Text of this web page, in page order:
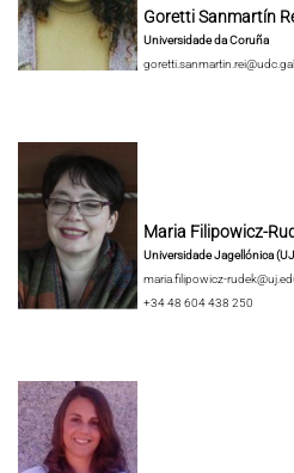
Goretti Sanmartín
Universidade da Coruña
goretti.sanmartin.rei@udc.gal
Maria Filipowicz-
Universidade Jagellónica
maria.filipowicz-
+34 48 604 438 250